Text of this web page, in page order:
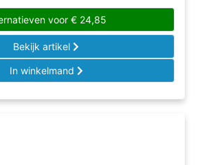
voor €24,85
Bekijk artikel
In winkelmand